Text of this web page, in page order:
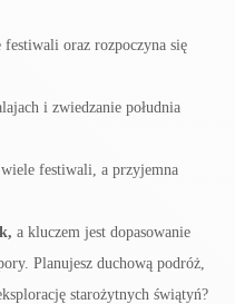
oraz rozpoczyna się
i zwiedzanie południa
festiwali, a przyjemna
a kluczem jest dopasowanie
Planujesz duchową podróż,
starożytnych świątyń?